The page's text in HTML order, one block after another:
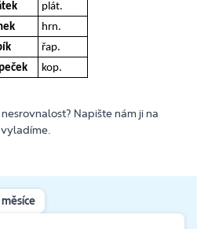
plát.
hrn.
řap.
kop.
Napište nám ji na